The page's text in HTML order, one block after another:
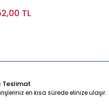
TL
Teslimat
en kısa sürede elinize ulaşır.